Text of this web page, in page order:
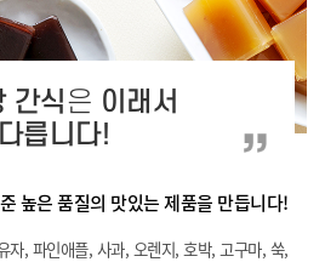
간식은 이래서
다릅니다!
높은 품질의 맛있는 제품을 만듭니다!
자, 파인애플, 사과, 오렌지, 호박, 고구마, 쑥,